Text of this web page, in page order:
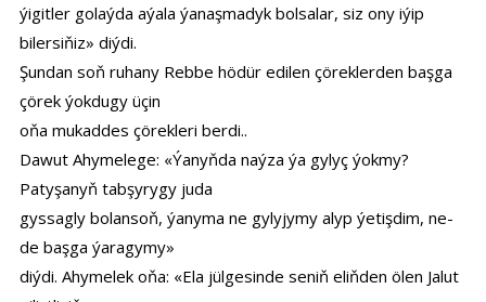
ýigitler golaýda aýala ýanaşmadyk bolsalar, siz ony iýip
bilersiňiz» diýdi.
Şundan soň ruhany Rebbe hödür edilen çöreklerden başga
çörek ýokdugy üçin
oňa mukaddes çörekleri berdi..
Dawut Ahymelege: «Ýanyňda naýza ýa gylyç ýokmy?
Patyşanyň tabşyrygy juda
gyssagly bolansoň, ýanyma ne gylyjymy alyp ýetişdim, ne-
de başga ýaragymy»
diýdi. Ahymelek oňa: «Ela jülgesinde seniň eliňden ölen Jalut